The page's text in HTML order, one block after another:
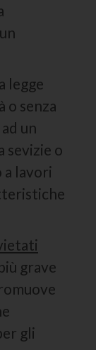
legge
o senza
un
sevizie o
a lavori
grave
gli